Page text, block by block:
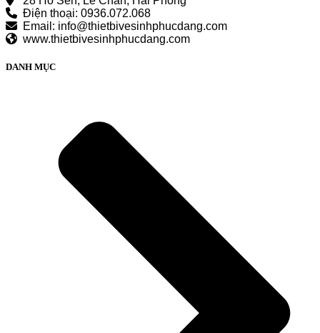
Điện thoại: 0936.072.068
Email: info@thietbivesinhphucdang.com
www.thietbivesinhphucdang.com
DANH MỤC